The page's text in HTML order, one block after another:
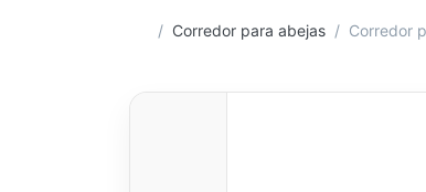
Página de inicio
Corredor para abejas Corredor